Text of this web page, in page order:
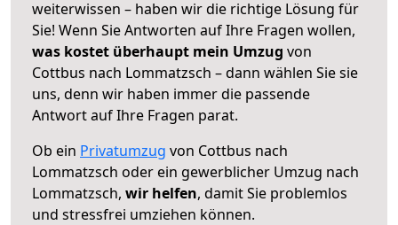
weiterwissen – haben wir die richtige Lösung für
Sie! Wenn Sie Antworten auf Ihre Fragen wollen,
was kostet überhaupt mein Umzug von
Cottbus nach Lommatzsch – dann wählen Sie sie
uns, denn wir haben immer die passende
Antwort auf Ihre Fragen parat.
Ob ein Privatumzug von Cottbus nach
Lommatzsch oder ein gewerblicher Umzug nach
Lommatzsch, wir helfen, damit Sie problemlos
und stressfrei umziehen können.